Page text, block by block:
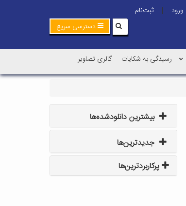
ورود |
ثبت‌نام
دسترسی سریع
رسیدگی به شکایات گالری تصاویر
بیشترین دانلودشده‌ها
جدیدترین‌ها
پرکاربردترین‌ها